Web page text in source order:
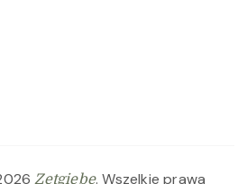
Zetgiebe. Wszelkie prawa